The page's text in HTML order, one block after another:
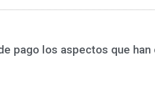
pago los aspectos que